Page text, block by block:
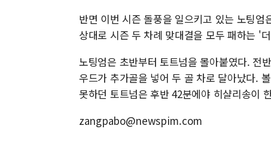
반면 이번 시즌 돌풍을 일으키고 있는 노팅
상대로 시즌 두 차례 맞대결을 모두 패하는 '
노팅엄은 초반부터 토트넘을 몰아붙였다. 전
우드가 추가골을 넣어 두 골 차로 달아났다.
못하던 토트넘은 후반 42분에야 히샬리송이
zangpabo@newspim.com